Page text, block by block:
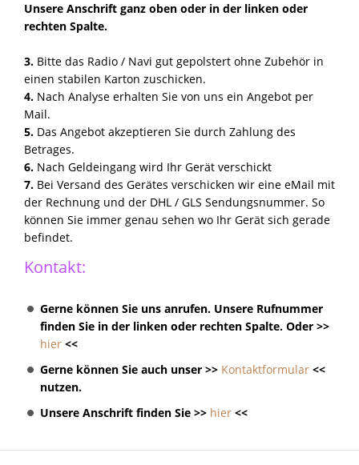
Unsere Anschrift ganz oben oder in der linken oder
rechten Spalte.
3. Bitte das Radio / Navi gut gepolstert ohne Zubehör in
einen stabilen Karton zuschicken.
4. Nach Analyse erhalten Sie von uns ein Angebot per
Mail.
5. Das Angebot akzeptieren Sie durch Zahlung des
Betrages.
6. Nach Geldeingang wird Ihr Gerät verschickt
7. Bei Versand des Gerätes verschicken wir eine eMail mit
der Rechnung und der DHL / GLS Sendungsnummer. So
können Sie immer genau sehen wo Ihr Gerät sich gerade
befindet.
Kontakt:
Gerne können Sie uns anrufen. Unsere Rufnummer
finden Sie in der linken oder rechten Spalte. Oder >>
hier <<
Gerne können Sie auch unser >> Kontaktformular <<
nutzen.
Unsere Anschrift finden Sie >> hier <<